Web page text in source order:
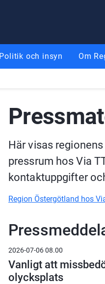
Politik och insyn Om
Här visas
pressrum hos Via
kontaktuppgifter
Region Östergötland hos
2026-07-06 08.00
Vanligt att
olycksplats